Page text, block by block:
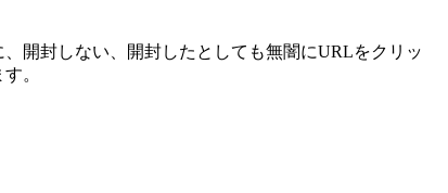
開封しない、開封したとしても無闇にURLをクリッ
。